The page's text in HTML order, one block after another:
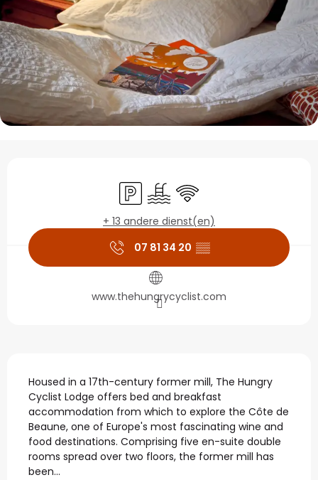
Openingstijden en
Parkeerplaats
Zwembad
Wifi
+ 13 andere dienst(en)
07 81 34 20 ▒▒
www.thehungrycyclist.com
Beschrijving
Housed in a 17th-century former mill, The Hungry
Cyclist Lodge offers bed and breakfast
accommodation from which to explore the Côte de
Beaune, one of Europe's most fascinating wine and
food destinations. Comprising five en-suite double
rooms spread over two floors, the former mill has
been...